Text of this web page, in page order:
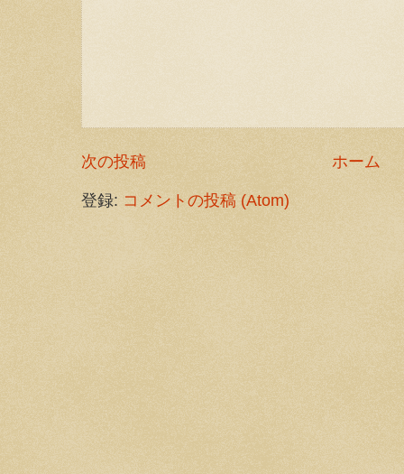
次の投稿 ホーム
登録: コメントの投稿 (Atom)